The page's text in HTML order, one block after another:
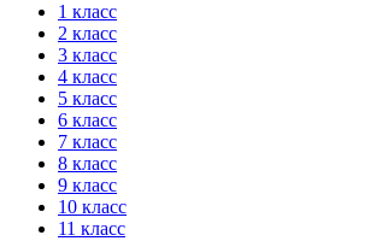
1 класс
2 класс
3 класс
4 класс
5 класс
6 класс
7 класс
8 класс
9 класс
10 класс
11 класс